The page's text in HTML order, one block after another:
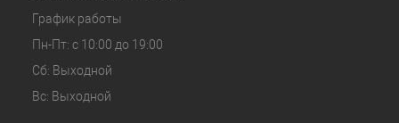
График работы
Пн-Пт: с 10:00 до 19:00
Сб: Выходной
Вс: Выходной